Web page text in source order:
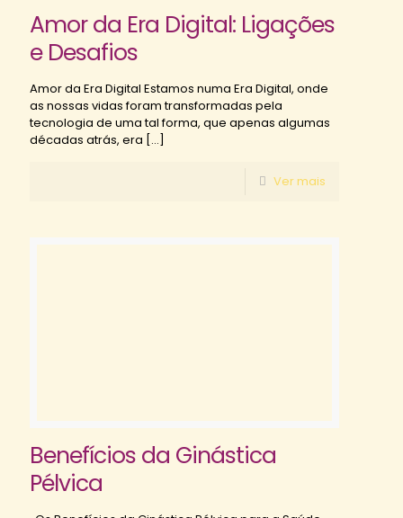
Amor da Era Digital: Ligações
e Desafios
Amor da Era Digital Estamos numa Era Digital, onde
as nossas vidas foram transformadas pela
tecnologia de uma tal forma, que apenas algumas
décadas atrás, era […]
Ver mais
Benefícios da Ginástica
Pélvica